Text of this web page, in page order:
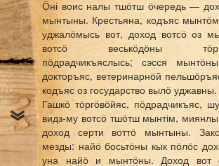
Ӧні воис налы тшӧтш ӧчередь —
мынтыны. Крестьяна, кодъяс
уджалӧмысь вот, доход вотсӧ оз
вотсӧ веськӧдӧны
пӧдрадчикъяслысь; сэсся
докторъяс, ветеринарнӧй
кодъяс оз государство вылӧ уджавны.
Гашкӧ тӧргӧвӧйяс, пӧдрадчикъяс,
видз-му вотсӧ тшӧтш мынтім,
доход серти воттӧ мынтыны.
мезды: найӧ босьтӧны кык пӧлӧс
уна найӧ и мынтӧны. Доход вот